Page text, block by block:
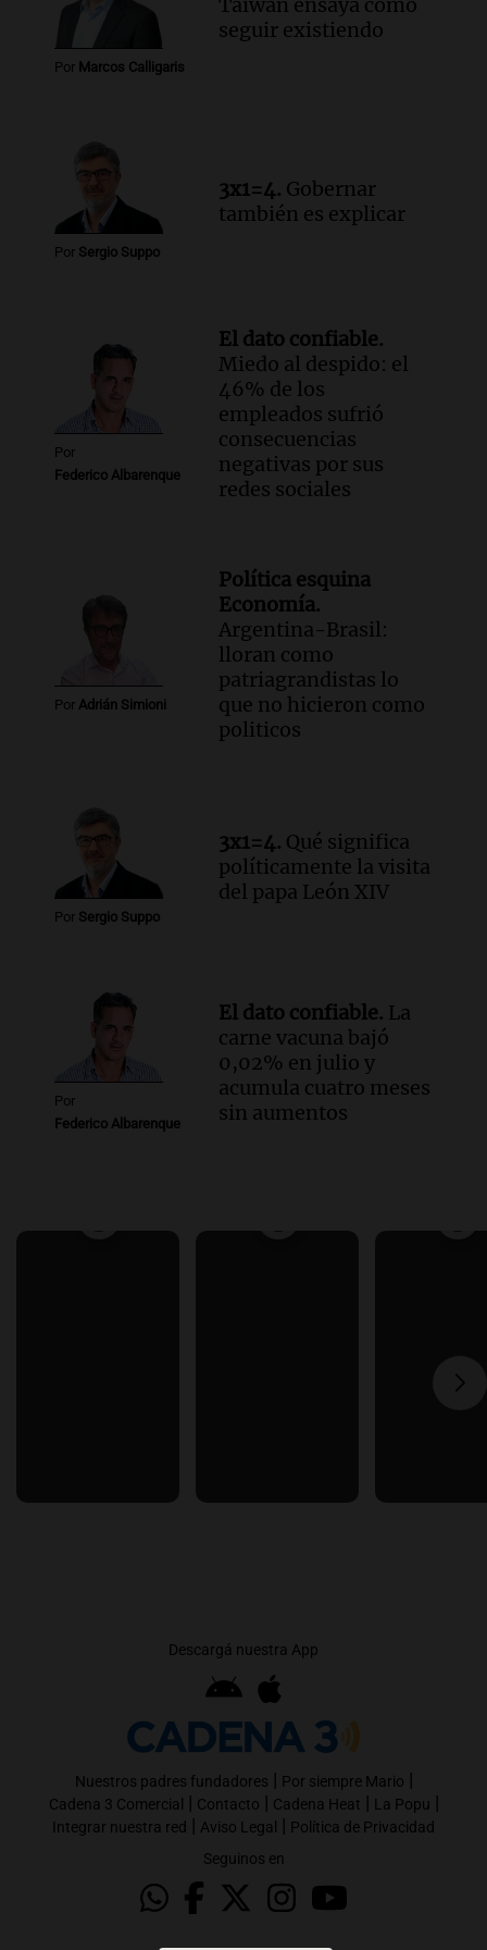
Episodios
Audio.Walter Mazzanti en Cadena 3
Rosario: "Vamos a estar entre los
Episodios
Por Marcos Calligaris
Taiwán ensaya cómo
seguir existiendo
Por Sergio Suppo
3x1=4. Gobernar
también es explicar
Por
Federico Albarenque
El dato confiable.
Miedo al despido: el
46% de los
empleados sufrió
consecuencias
negativas por sus
redes sociales
Por Adrián Simioni
Política esquina
Economía.
Argentina-Brasil:
lloran como
patriagrandistas lo
que no hicieron como
politicos
Por Sergio Suppo
3x1=4. Qué significa
políticamente la visita
del papa León XIV
Por
Federico Albarenque
El dato confiable. La
carne vacuna bajó
0,02% en julio y
acumula cuatro meses
sin aumentos
Descargá nuestra App
Nuestros padres fundadores | Por siempre Mario |
Cadena 3 Comercial | Contacto | Cadena Heat | La Popu |
Integrar nuestra red | Aviso Legal | Política de Privacidad
Seguinos en